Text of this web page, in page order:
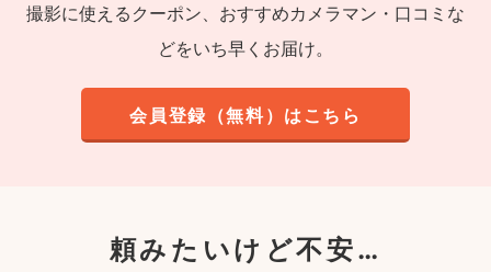
撮影に使えるクーポン、おすすめカメラマン・口コミな
どをいち早くお届け。
会員登録（無料）はこちら
頼みたいけど不安…